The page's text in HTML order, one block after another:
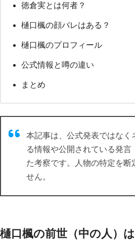
徳倉実とは何者？
樋口楓の顔バレはある？
樋口楓のプロフィール
公式情報と噂の違い
まとめ
本記事は、公式発表ではなく
る情報や公開されている発言
た考察です。人物の特定を断
せん。
樋口楓の前世（中の人）